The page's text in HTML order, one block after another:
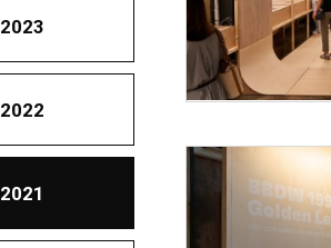
2023
2022
2021